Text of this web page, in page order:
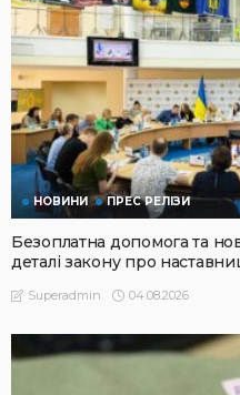
НОВИНИ ПРЕС РЕЛІЗИ
Безоплатна допомога та
деталі закону про
Superadmin 04.08.2026